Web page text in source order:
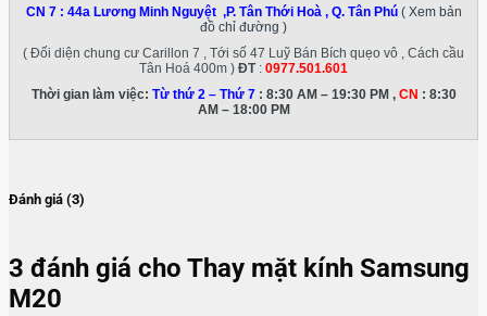
CN 7 : 44a Lương Minh Nguyệt ,P. Tân Thới Hoà , Q. Tân Phú ( Xem bản
đồ chỉ đường )
( Đối diện chung cư Carillon 7 , Tới số 47 Luỹ Bán Bích quẹo vô , Cách cầu
Tân Hoá 400m ) ĐT: 0977.501.601
Thời gian làm việc: Từ thứ 2 – Thứ 7: 8:30 AM – 19:30 PM , CN : 8:30
AM – 18:00 PM
Đánh giá (3)
3 đánh giá cho Thay mặt kính Samsung
M20